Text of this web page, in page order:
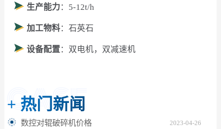
生产能力 ：5-12t/h
加工物料：石英石
设备配置：双电机，双减速机
+ 热门新闻
2023-04-26
数控对辊破碎机价格